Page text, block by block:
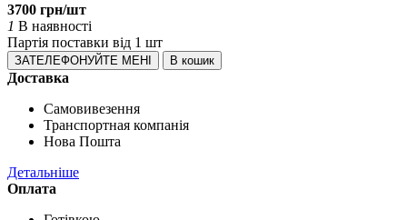
3700 грн/шт
1 В наявності
Партія поставки від 1 шт
ЗАТЕЛЕФОНУЙТЕ МЕНІ В кошик
Доставка
Самовивезення
Транспортная компанія
Нова Пошта
Детальніше
Оплата